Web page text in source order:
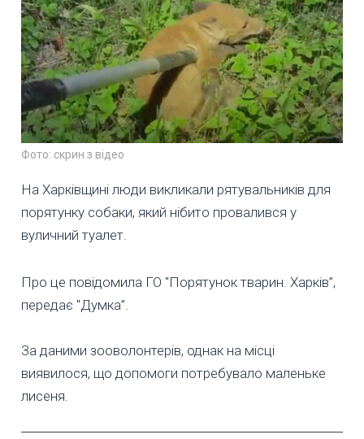
Фото: скрин з відео
На Харківщині люди викликали рятувальників для
порятунку собаки, який нібито провалився у
вуличний туалет.
Про це повідомила ГО "Порятунок тварин. Харків”,
передає "Думка”.
За даними зооволонтерів, однак на місці
виявилося, що допомоги потребувало маленьке
лисеня.